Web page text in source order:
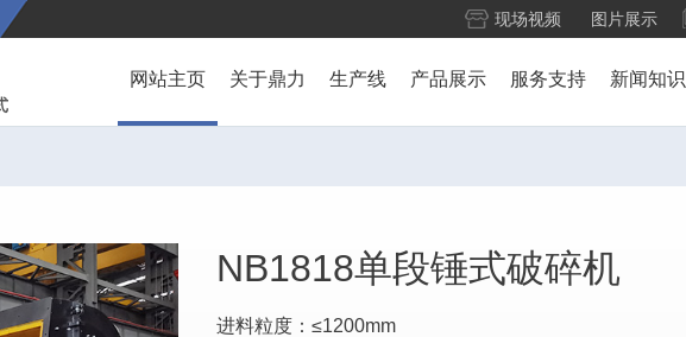
现场视频 图片展示
网站主页 关于鼎力 生产线 产品展示 服务支持 新闻知识
NB1818单段锤式破碎机
进料粒度：≤1200mm